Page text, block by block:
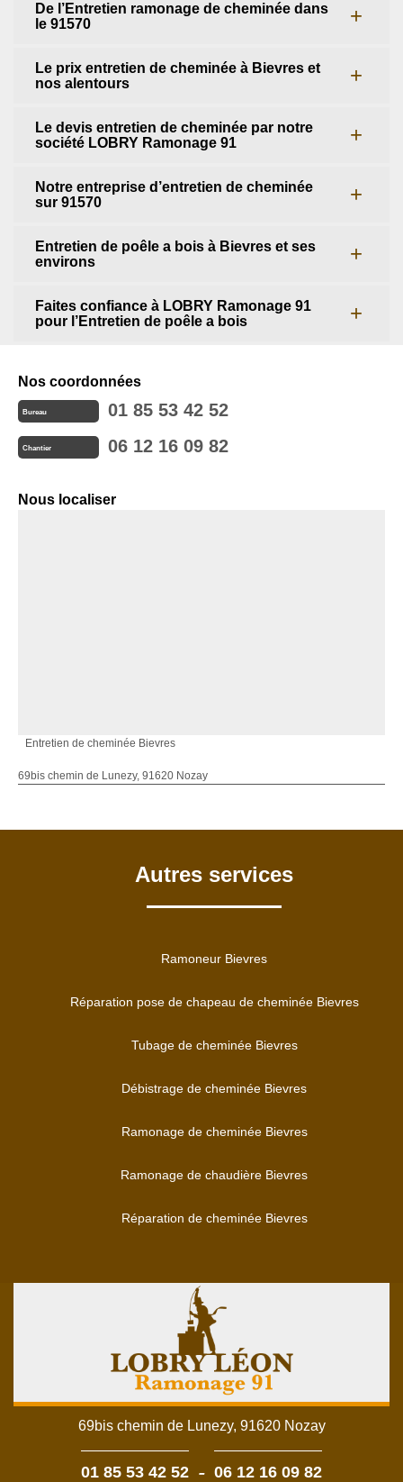
De l’Entretien ramonage de cheminée dans
le 91570
Le prix entretien de cheminée à Bievres et
nos alentours
Le devis entretien de cheminée par notre
société LOBRY Ramonage 91
Notre entreprise d’entretien de cheminée
sur 91570
Entretien de poêle a bois à Bievres et ses
environs
Faites confiance à LOBRY Ramonage 91
pour l’Entretien de poêle a bois
Nos coordonnées
Bureau 01 85 53 42 52
Chantier 06 12 16 09 82
Nous localiser
Entretien de cheminée Bievres
69bis chemin de Lunezy, 91620 Nozay
Autres services
Ramoneur Bievres
Réparation pose de chapeau de cheminée Bievres
Tubage de cheminée Bievres
Débistrage de cheminée Bievres
Ramonage de cheminée Bievres
Ramonage de chaudière Bievres
Réparation de cheminée Bievres
69bis chemin de Lunezy, 91620 Nozay
01 85 53 42 52 - 06 12 16 09 82